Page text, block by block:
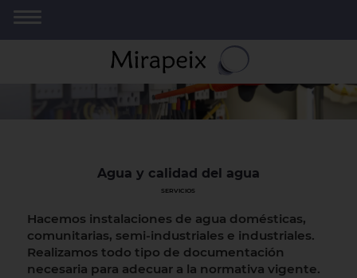
Agua y calidad del agua
SERVICIOS
Hacemos instalaciones de agua domésticas,
comunitarias, semi-industriales e industriales.
Realizamos todo tipo de documentación
necesaria para adecuar a la normativa vigente.